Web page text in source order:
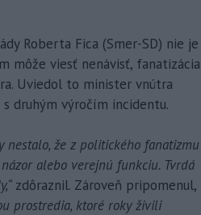
Roberta Fica (Smer-SD) nie je
môže viesť nenávisť, fanatizácia
Uviedol to minister vnútra
druhým výročím incidentu.
nestalo, že z politického fanatizmu
alebo verejnú funkciu. Tvrdá
zdôraznil. Zároveň pripomenul,
prostredia, ktoré roky živili